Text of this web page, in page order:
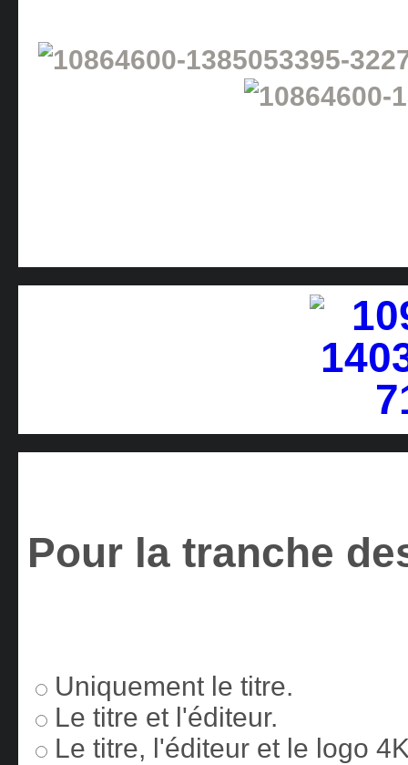
Pour la tranche
Uniquement le titre.
Le titre et l'éditeur.
Le titre, l'éditeur et le logo